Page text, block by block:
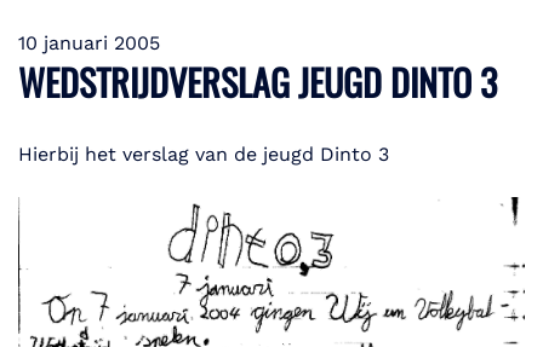
10 januari 2005
WEDSTRIJDVERSLAG JEUGD DINTO 3
Hierbij het verslag van de jeugd Dinto 3